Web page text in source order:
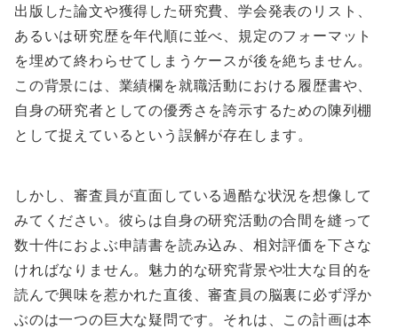
出版した論文や獲得した研究費、学会発表のリスト、
あるいは研究歴を年代順に並べ、規定のフォーマット
を埋めて終わらせてしまうケースが後を絶ちません。
この背景には、業績欄を就職活動における履歴書や、
自身の研究者としての優秀さを誇示するための陳列棚
として捉えているという誤解が存在します。
しかし、審査員が直面している過酷な状況を想像して
みてください。彼らは自身の研究活動の合間を縫って
数十件におよぶ申請書を読み込み、相対評価を下さな
ければなりません。魅力的な研究背景や壮大な目的を
読んで興味を惹かれた直後、審査員の脳裏に必ず浮か
ぶのは一つの巨大な疑問です。それは、この計画は本